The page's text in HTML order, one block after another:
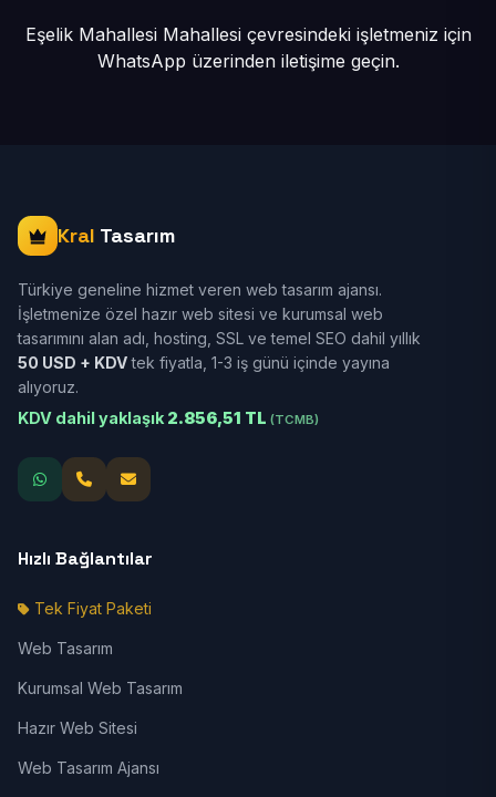
Eşelik Mahallesi Mahallesi çevresindeki işletmeniz için
WhatsApp üzerinden iletişime geçin.
Kral Tasarım
Türkiye geneline hizmet veren web tasarım ajansı.
İşletmenize özel hazır web sitesi ve kurumsal web
tasarımını alan adı, hosting, SSL ve temel SEO dahil yıllık
50 USD + KDVtek fiyatla, 1-3 iş günü içinde yayına
alıyoruz.
KDV dahil yaklaşık 2.856,51 TL (TCMB)
Hızlı Bağlantılar
Tek Fiyat Paketi
Web Tasarım
Kurumsal Web Tasarım
Hazır Web Sitesi
Web Tasarım Ajansı